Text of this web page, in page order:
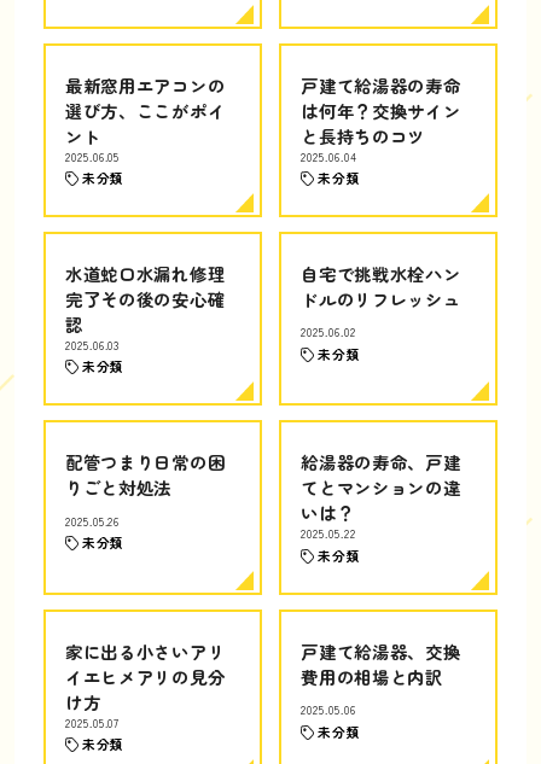
最新窓用エアコンの
選び方、ここがポイ
ント
2025.06.05
未分類
戸建て給湯器の寿命
は何年？交換サイン
と長持ちのコツ
2025.06.04
未分類
水道蛇口水漏れ修理
完了その後の安心確
認
2025.06.03
未分類
自宅で挑戦水栓ハン
ドルのリフレッシュ
2025.06.02
未分類
配管つまり日常の困
りごと対処法
2025.05.26
未分類
給湯器の寿命、戸建
てとマンションの違
いは？
2025.05.22
未分類
家に出る小さいアリ
イエヒメアリの見分
け方
2025.05.07
未分類
戸建て給湯器、交換
費用の相場と内訳
2025.05.06
未分類